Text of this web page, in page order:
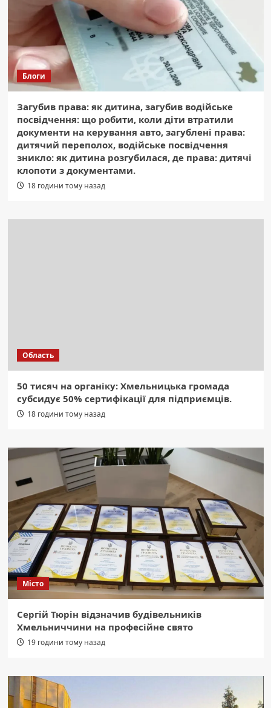
Блоги
Загубив права: як дитина, загубив водійське
посвідчення: що робити, коли діти втратили
документи на керування авто, загублені права:
дитячий переполох, водійське посвідчення
зникло: як дитина розгубилася, де права: дитячі
клопоти з документами.
18 години тому назад
Область
50 тисяч на органіку: Хмельницька громада
субсидує 50% сертифікації для підприємців.
18 години тому назад
Місто
Сергій Тюрін відзначив будівельників
Хмельниччини на професійне свято
19 години тому назад